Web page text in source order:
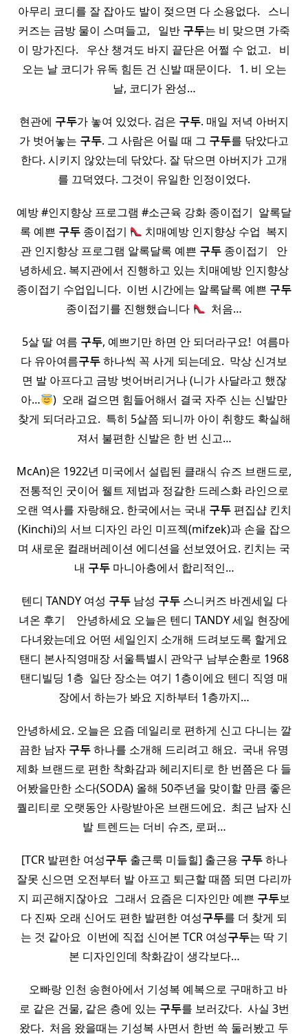
아무리 코디를 잘 잡아도 발이 젖으면 다 소용없다. ​ ​ 스니
커즈는 금방 물이 스며들고, ​ ​ 일반 구두는 비 맞으면 가죽
이 망가진다. ​ ​ 우산 챙겨도​ 바지 끝단은 어쩔 수 없고. ​ ​ 비
오는 날 코디가 유독 힘든 건 신발 때문이다. ​ ​ 1. 비 오는
날, 코디가 완성…
현관에 구두가 놓여 있었다. 검은 구두. 매일 저녁 아버지
가 벗어놓는 구두. 그 사람은 어릴 때 그 구두를 닦았다고
한다. 시키지 않았는데 닦았다. 잘 닦으면 아버지가 고개
를 끄덕였다. 그것이 유일한 인정이었다.
예방 #인지향상 프로그램 #소근육 강화 종이접기 ​ 알록달
록 예쁜 구두종이접기
치매예방 인지향상 수업 ​ 복지
관 인지향상 프로그램 알록달록 예쁜 구두 종이접기 ​ ​ 안
녕하세요. 복지관에서 진행하고 있는 치매예방 인지향상
종이접기 수업입니다. ​ 이번 시간에는 알록달록 예쁜 구두
종이접기를 진행했습니다
​ 처음…
​ 5살 딸 여름 구두, 예쁘기만 하면 안 되더라구요! ​ 여름마
다 유아여름구두하나씩 꼭 사게 되는데요. ​ 막상 신겨보
면 발 아프다고 금방 벗어버리거나 (니가 사달라고 했잖
아…
) ​ 오래 걸으면 힘들어해서 결국 자주 신는 신발만
찾게 되더라고요. ​ 특히 5살쯤 되니까 아이 취향도 확실해
져서 불편한 신발은 한 번 신고…
McAn)은 1922년 미국에서 설립된 클래식 슈즈 브랜드로,
전통적인 굿이어 웰트 제법과 정갈한 드레스화 라인으로
오랜 역사를 자랑해요. 한국에서는 국내 구두 편집샵 킨치
(Kinchi)의 서브 디자인 라인 미프젝(mifzek)과 손을 잡으
며 새로운 컬래버레이션 에디션을 선보였어요. 킨치는 국
내 구두마니아층에서 합리적인…
텐디 TANDY 여성 구두남성 구두스니커즈 바겐세일 다
녀온 후기 ​ ​ ​ 안녕하세요 오늘은 텐디 TANDY 세일 현장에
다녀왔는데요 어떤 세일인지 소개해 드려보도록 할게요
탠디 본사직영매장 서울특별시 관악구 남부순환로 1968
탠디빌딩 1층 ​ 일단 장소는 여기 1층이에요 텐디 직영 매
장에서 하는가 봐요 지하부터 1층까지…
안녕하세요. 오늘은 요즘 데일리로 편하게 신고 다니는 깔
끔한 남자 구두하나를 소개해 드리려고 해요. ​ 국내 유명
제화 브랜드로 편한 착화감과 헤리지티로 한 번쯤은 다 들
어봤을만한 소다(SODA) 올해 50주년을 맞이할 만큼 좋은
퀄리티로 오랫동안 사랑받아온 브랜드에요. ​ 최근 남자 신
발 트렌드는 더비 슈즈, 로퍼…
[TCR 발편한 여성구두출근룩 미들힐] 출근용 구두하나
잘못 신으면 오전부터 발 아프고 퇴근할 때쯤 되면 다리까
지 피곤해지잖아요 ​ 그래서 요즘은 디자인만 예쁜 구두보
다 진짜 오래 신어도 편한 발편한 여성구두를 더 찾게 되
는 것 같아요 ​ 이번에 직접 신어본 TCR 여성구두는 딱 기
본 디자인인데 착화감이 생각보다…
​ ​ ​ 오빠랑 인천 송현아에서 기성복 예복으로 구매하고 바
로 같은 건물, 같은 층에 있는 구두를 보러갔다. ​ 사실 3번
왔다. ​ 처음 왔을때는 기성복 사면서 한번 쓱 둘러봤고 두